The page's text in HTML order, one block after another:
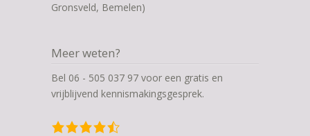
Gronsveld, Bemelen)
Meer weten?
Bel 06 - 505 037 97 voor een gratis en
vrijblijvend kennismakingsgesprek.
4,5